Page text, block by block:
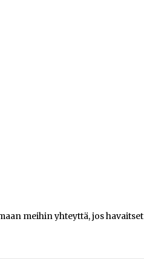
meihin yhteyttä, jos havaitset